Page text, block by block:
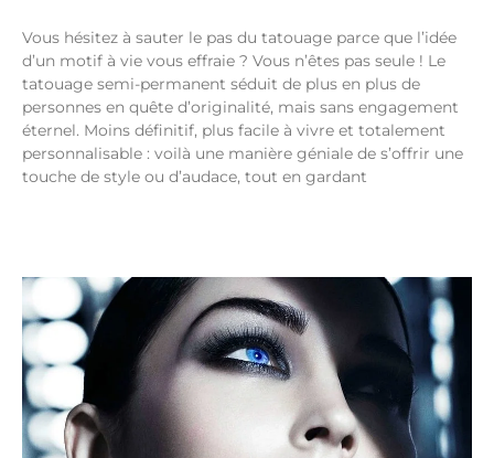
Vous hésitez à sauter le pas du tatouage parce que l’idée
d’un motif à vie vous effraie ? Vous n’êtes pas seule ! Le
tatouage semi-permanent séduit de plus en plus de
personnes en quête d’originalité, mais sans engagement
éternel. Moins définitif, plus facile à vivre et totalement
personnalisable : voilà une manière géniale de s’offrir une
touche de style ou d’audace, tout en gardant